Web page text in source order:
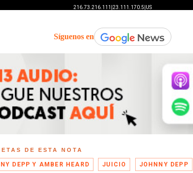
Síguenos en
DE ESTA NOTA
DEPP Y AMBER HEARD JUICIO JOHNNY DEPP